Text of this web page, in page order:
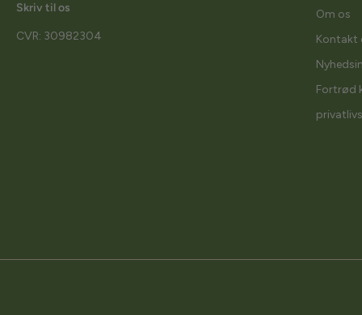
Skriv til os
CVR: 30982304
Om os
Kontakt
Fortrød